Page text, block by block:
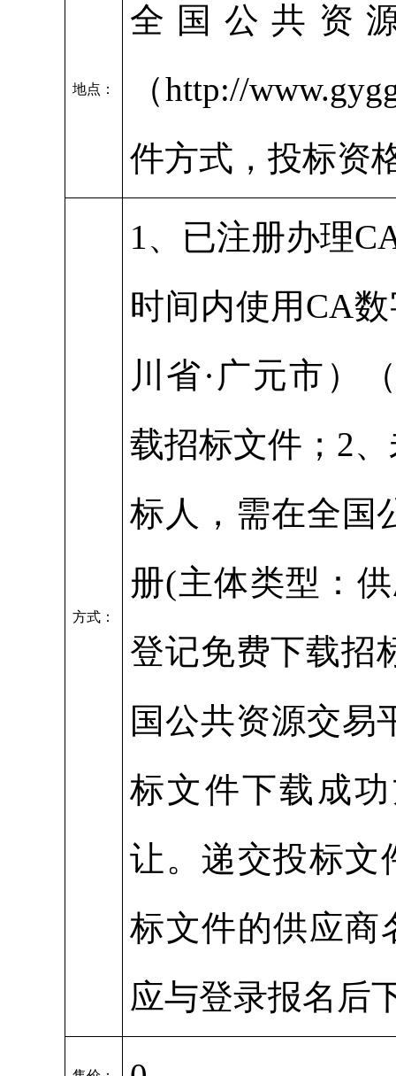
地点：
全国公共资
（http://
件方式，投标资
方式：
1、已注册办理
时间内使用CA
川省·广元市）
载招标文件；2
标人，需在全国
册(主体类型：
登记免费下载招
国公共资源交易
标文件下载成
让。递交投标文
标文件的供应商
应与登录报名后